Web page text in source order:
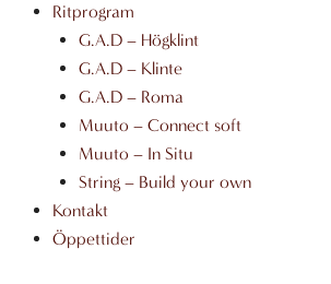
Ritprogram
G.A.D – Högklint
G.A.D – Klinte
G.A.D – Roma
Muuto – Connect soft
Muuto – In Situ
String – Build your own
Kontakt
Öppettider